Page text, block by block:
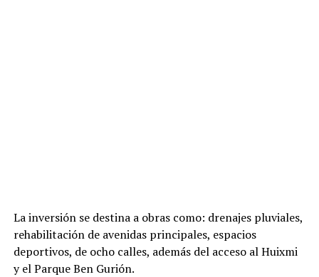
La inversión se destina a obras como: drenajes pluviales,
rehabilitación de avenidas principales, espacios
deportivos, de ocho calles, además del acceso al Huixmi
y el Parque Ben Gurión.